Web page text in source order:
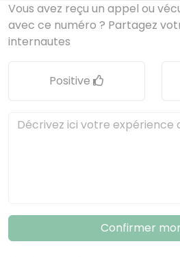
Vous avez reçu un appel ou
avec ce numéro ? Partagez
internautes
Positive
Confirmer